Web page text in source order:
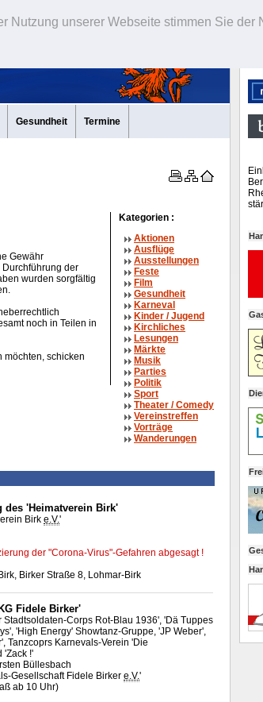
Nutzung unserer Webseite stimmen Sie der
Gesundheit Termine
Gewähr
der
wurden sorgfältig
noch in Teilen in
möchten, schicken
Kategorien :
Aktionen
Ausflüge
Ausstellungen
Feste
Film
Gesundheit
Karneval
Kinder / Jugend
Kirchliches
Lesungen
Märkte
Musik
Parties
Politik
Sport
Theater /Comedy
Vereinstreffen
Vorträge
Wanderungen
des 'Heimatverein Birk'
Birk e.V.'
der "Corona-Virus"-Gefahren abgesagt !
Birker Straße 8, Lohmar-Birk
Fidele Birker'
Corps Rot-Blau 1936', 'Dä Tuppes
'High Energy' Showtanz-Gruppe, 'JP Weber',
Tanzcoprs Karnevals-Verein 'Die
'Zack !'
Büllesbach
Gesellschaft Fidele Birker e.V.'
ab 10 Uhr)